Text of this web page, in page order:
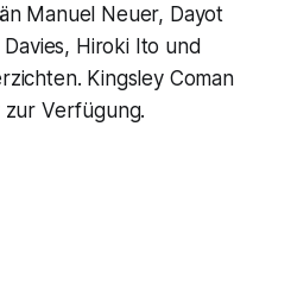
Manuel Neuer, Dayot
Hiroki Ito und
Kingsley Coman
Verfügung.